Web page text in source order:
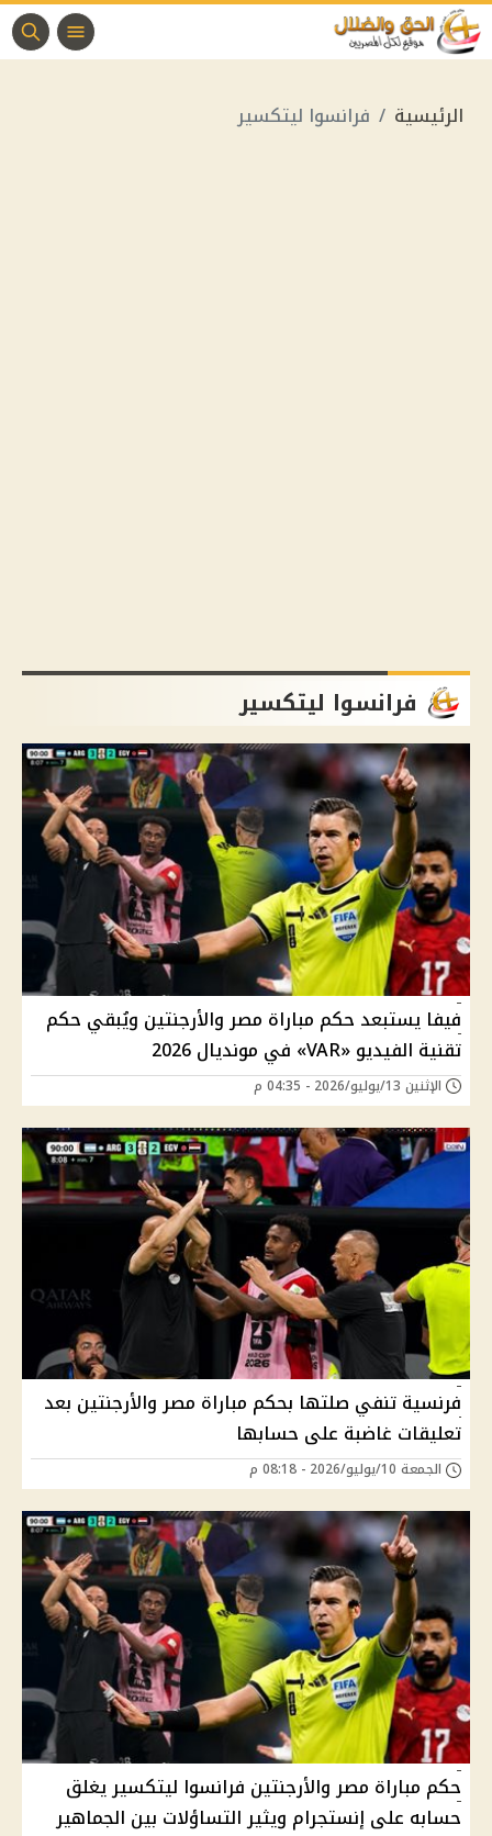
الرئيسية فرانسوا ليتكسير
فرانسوا ليتكسير
فيفا يستبعد حكم مباراة مصر والأرجنتين ويُبقي حكم
تقنية الفيديو «VAR» في مونديال 2026
الإثنين 13/يوليو/2026 - 04:35 م
فرنسية تنفي صلتها بحكم مباراة مصر والأرجنتين بعد
تعليقات غاضبة على حسابها
الجمعة 10/يوليو/2026 - 08:18 م
حكم مباراة مصر والأرجنتين فرانسوا ليتكسير يغلق
حسابه على إنستجرام ويثير التساؤلات بين الجماهير